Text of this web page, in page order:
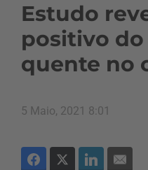
Estudo
positivo
quente no
5 Maio, 2021 8:01